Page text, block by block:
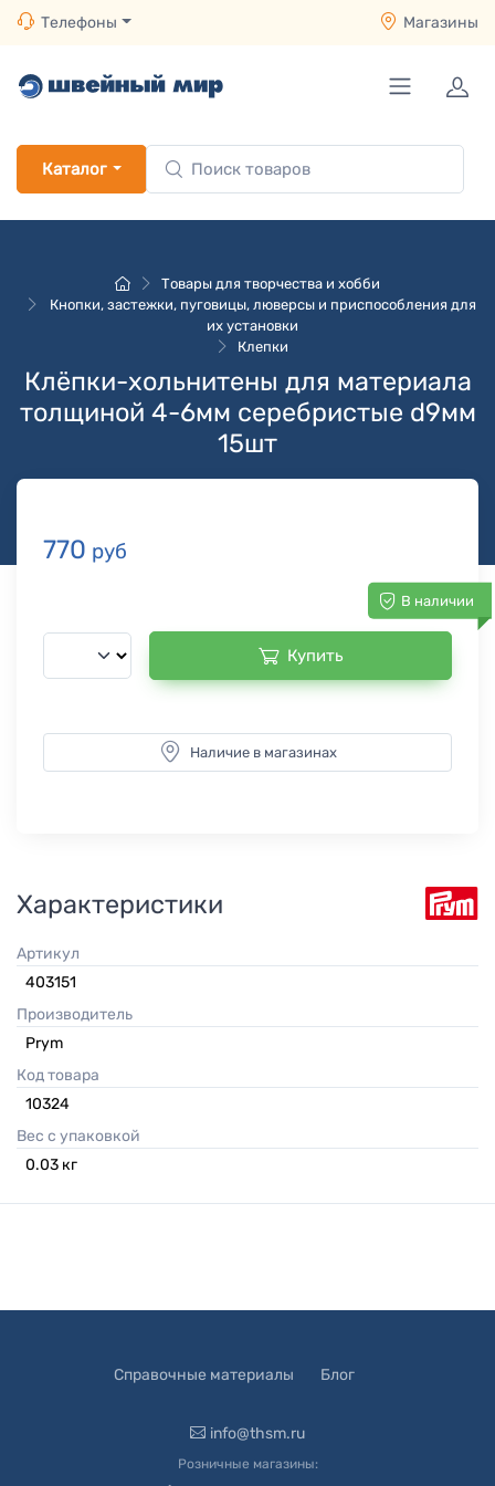
Телефоны Магазины
Каталог
Товары для творчества и хобби
Кнопки, застежки, пуговицы, люверсы и приспособления для
их установки
Клепки
Клёпки-хольнитены для материала
толщиной 4-6мм серебристые d9мм
15шт
770 руб
В наличии
Купить
Наличие в магазинах
Характеристики
Артикул
403151
Производитель
Prym
Код товара
10324
Вес с упаковкой
0.03 кг
Справочные материалы Блог
info@thsm.ru
Розничные магазины: